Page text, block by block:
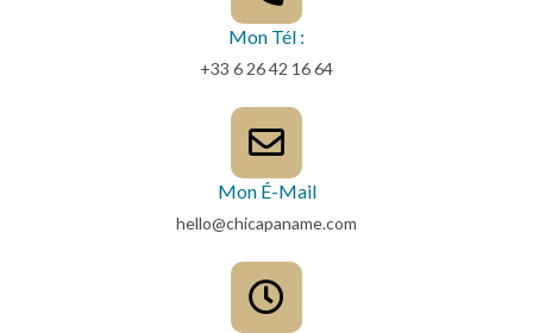
Mon Tél :
+33 6 26 42 16 64
Mon É-Mail
hello@chicapaname.com